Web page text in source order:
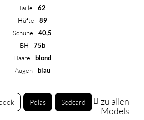
Taille
62
Hüfte
89
Schuhe
40,5
BH
75b
Haare
blond
Augen
blau
zu allen
Models
Polas Sedcard